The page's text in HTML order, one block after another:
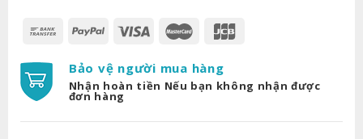
Bảo vệ người mua hàng
Nhận hoàn tiền Nếu bạn không nhận được
đơn hàng